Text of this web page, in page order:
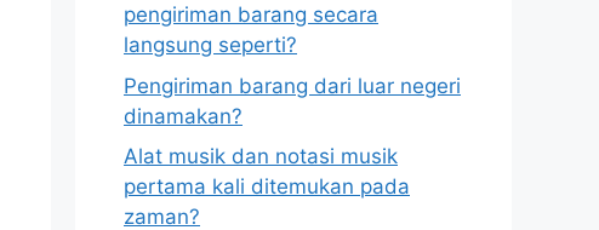
pengiriman barang secara
langsung seperti?
Pengiriman barang dari luar negeri
dinamakan?
Alat musik dan notasi musik
pertama kali ditemukan pada
zaman?